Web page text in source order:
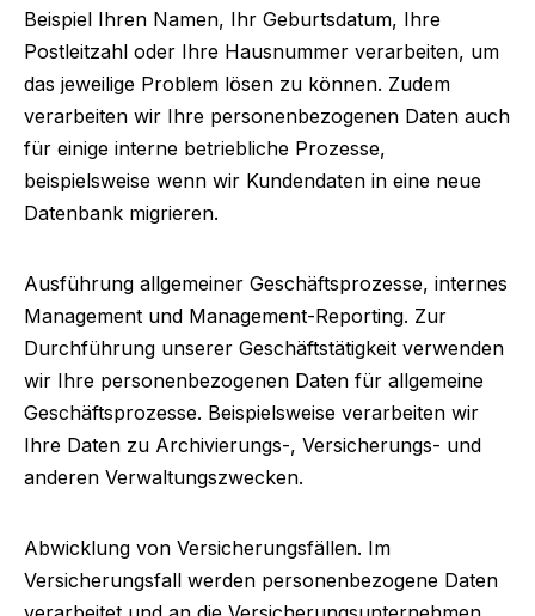
Beispiel Ihren Namen, Ihr Geburtsdatum, Ihre
Postleitzahl oder Ihre Hausnummer verarbeiten, um
das jeweilige Problem lösen zu können. Zudem
verarbeiten wir Ihre personenbezogenen Daten auch
für einige interne betriebliche Prozesse,
beispielsweise wenn wir Kundendaten in eine neue
Datenbank migrieren.
Ausführung allgemeiner Geschäftsprozesse, internes
Management und Management-Reporting. Zur
Durchführung unserer Geschäftstätigkeit verwenden
wir Ihre personenbezogenen Daten für allgemeine
Geschäftsprozesse. Beispielsweise verarbeiten wir
Ihre Daten zu Archivierungs-, Versicherungs- und
anderen Verwaltungszwecken.
Abwicklung von Versicherungsfällen. Im
Versicherungsfall werden personenbezogene Daten